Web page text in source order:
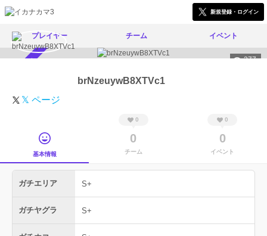
新規登録・ログイン
プレイヤー チーム イベント
377
brNzeuywB8XTVc1
𝕏 ページ
基本情報
0
0
チーム
0
0
イベント
ガチエリア S+
ガチヤグラ S+